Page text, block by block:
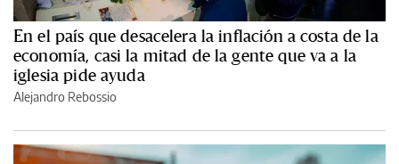
En el país que desacelera la inflación a costa de la
economía, casi la mitad de la gente que va a la
iglesia pide ayuda
Alejandro Rebossio